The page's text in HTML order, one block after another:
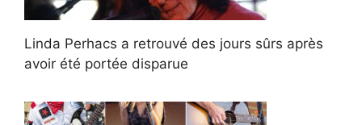
Linda Perhacs a retrouvé des jours sûrs après
avoir été portée disparue